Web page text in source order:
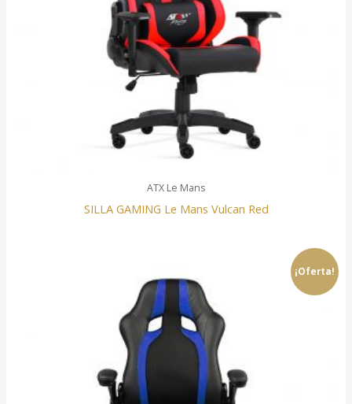
ATX Le Mans
SILLA GAMING Le Mans Vulcan Red
¡Oferta!